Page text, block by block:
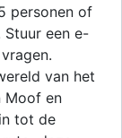
personen of
een e-
van het
Moof en
tot de